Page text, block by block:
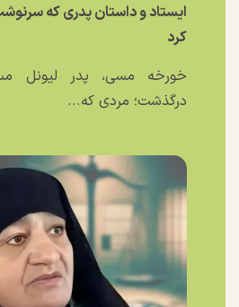
ایستاد و داستان پدری که
کرد
درگذشت؛ مردی که...